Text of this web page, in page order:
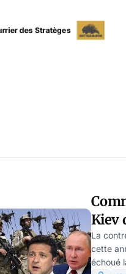
Kiev
La
cette
échoué